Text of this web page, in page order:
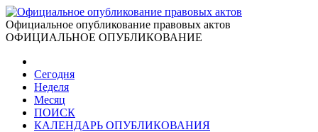
Официальное опубликование правовых актов
ОФИЦИАЛЬНОЕ ОПУБЛИКОВАНИЕ
Сегодня
Неделя
Месяц
ПОИСК
КАЛЕНДАРЬ ОПУБЛИКОВАНИЯ